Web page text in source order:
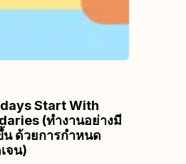
Start With
(ทำงานอย่างมี
ด้วยการกำหนด
จน)